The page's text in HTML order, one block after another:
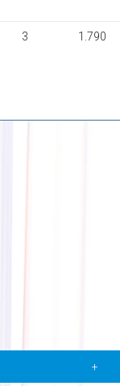
3 1.790